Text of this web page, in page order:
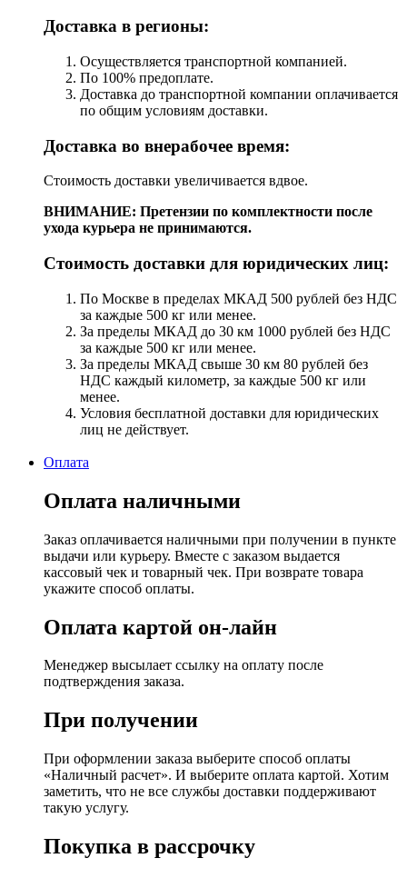
Доставка в регионы:
Осуществляется транспортной компанией.
По 100% предоплате.
Доставка до транспортной компании оплачивается
по общим условиям доставки.
Доставка во внерабочее время:
Стоимость доставки увеличивается вдвое.
ВНИМАНИЕ: Претензии по комплектности после
ухода курьера не принимаются.
Стоимость доставки для юридических лиц:
По Москве в пределах МКАД 500 рублей без НДС
за каждые 500 кг или менее.
За пределы МКАД до 30 км 1000 рублей без НДС
за каждые 500 кг или менее.
За пределы МКАД свыше 30 км 80 рублей без
НДС каждый километр, за каждые 500 кг или
менее.
Условия бесплатной доставки для юридических
лиц не действует.
Оплата
Оплата наличными
Заказ оплачивается наличными при получении в пункте
выдачи или курьеру. Вместе с заказом выдается
кассовый чек и товарный чек. При возврате товара
укажите способ оплаты.
Оплата картой он-лайн
Менеджер высылает ссылку на оплату после
подтверждения заказа.
При получении
При оформлении заказа выберите способ оплаты
«Наличный расчет». И выберите оплата картой. Хотим
заметить, что не все службы доставки поддерживают
такую услугу.
Покупка в рассрочку